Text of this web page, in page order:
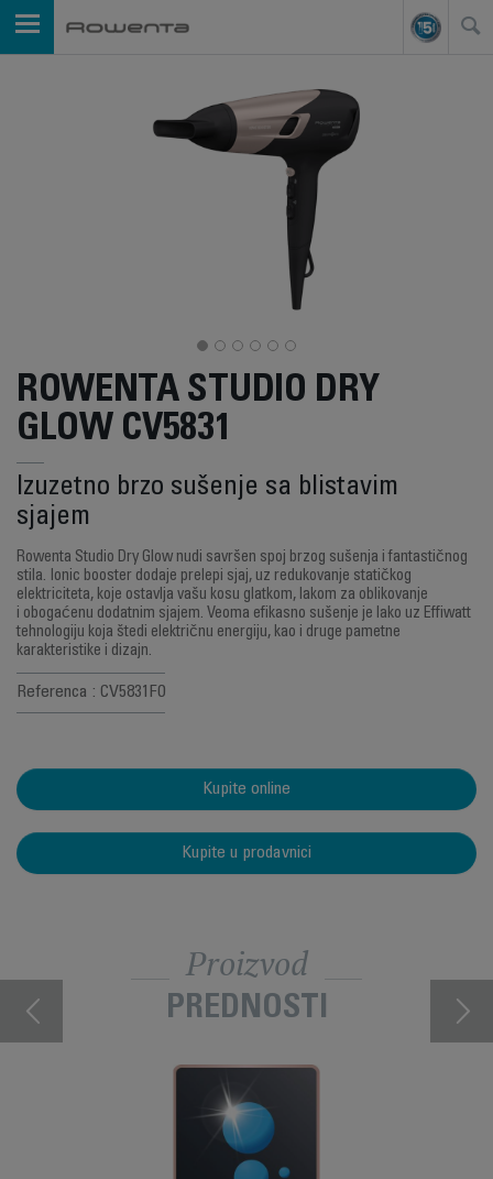
ROWENTA STUDIO DRY
GLOW CV5831
Izuzetno brzo sušenje sa blistavim
sjajem
Rowenta Studio Dry Glow nudi savršen spoj brzog sušenja i fantastičnog
stila. Ionic booster dodaje prelepi sjaj, uz redukovanje statičkog
elektriciteta, koje ostavlja vašu kosu glatkom, lakom za oblikovanje
i obogaćenu dodatnim sjajem. Veoma efikasno sušenje je lako uz Effiwatt
tehnologiju koja štedi električnu energiju, kao i druge pametne
karakteristike i dizajn.
Referenca : CV5831F0
Kupite online
Kupite u prodavnici
Proizvod
PREDNOSTI